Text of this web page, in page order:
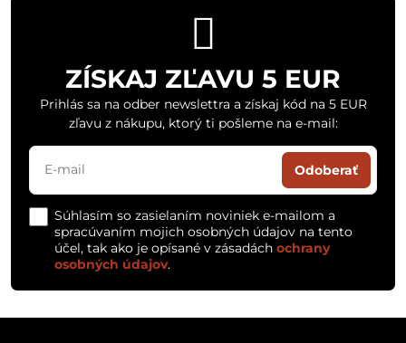
ZÍSKAJ ZĽAVU 5 EUR
Prihlás sa na odber newslettra a získaj kód na 5 EUR
zľavu z nákupu, ktorý ti pošleme na e-mail:
Odoberať
Súhlasím so zasielaním noviniek e-mailom a
spracúvaním mojich osobných údajov na tento
účel, tak ako je opísané v zásadách ochrany
osobných údajov.